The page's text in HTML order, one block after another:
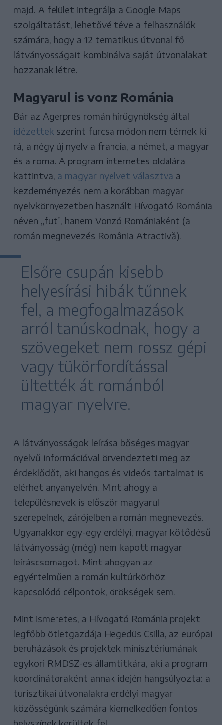
majd. A felület integrálja a Google Maps
szolgáltatást, lehetővé téve a felhasználók
számára, hogy a 12 tematikus útvonal fő
látványosságait kombinálva saját útvonalakat
hozzanak létre.
Magyarul is vonz Románia
Bár az Agerpres román hírügynökség által
idézettek szerint furcsa módon nem térnek ki
rá, a négy új nyelv a francia, a német, a magyar
és a roma. A program internetes oldalára
kattintva, a magyar nyelvet választva a
kezdeményezés nem a korábban magyar
nyelvkörnyezetben használt Hívogató Románia
néven „fut”, hanem Vonzó Romániaként (a
román megnevezés România Atractivă).
Elsőre csupán kisebb
helyesírási hibák tűnnek
fel, a megfogalmazások
arról tanúskodnak, hogy a
szövegeket nem rossz gépi
vagy tükörfordítással
ültették át románból
magyar nyelvre.
A látványosságok leírása bőséges magyar
nyelvű információval örvendezteti meg az
érdeklődőt, aki hangos és videós tartalmat is
elérhet anyanyelvén. Mint ahogy a
településnevek is először magyarul
szerepelnek, zárójelben a román megnevezés.
Ugyanakkor egy-egy erdélyi, magyar kötődésű
látványosság (még) nem kapott magyar
leíráscsomagot. Mint ahogyan az
egyértelműen a román kultúrkörhöz
kapcsolódó célpontok, örökségek sem.
Mint ismeretes, a Hívogató Románia projekt
legfőbb ötletgazdája Hegedüs Csilla, az európai
beruházások és projektek minisztériumának
egykori RMDSZ-es államtitkára, aki a program
koordinátoraként annak idején hangsúlyozta: a
turisztikai útvonalakra erdélyi magyar
közösségünk számára kiemelkedően fontos